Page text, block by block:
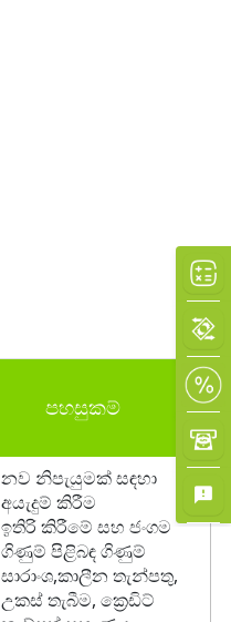
පහසුකම්
නව නිපැයුමක් සඳහා
අයැදුම් කිරීම
ඉතිරි කිරීමේ සහ ජංගම
ගිණුම් පිළිබඳ ගිණුම්
සාරාංශ,කාලීන තැන්පතු,
උකස් තැබීම, ක්‍රෙඩිට්